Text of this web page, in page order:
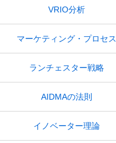
VRIO分析
マーケティング・プロセス
ランチェスター戦略
AIDMAの法則
イノベーター理論